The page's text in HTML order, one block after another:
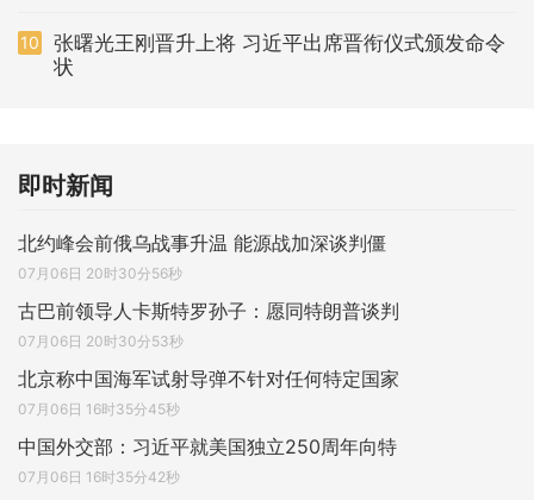
10
张曙光王刚晋升上将 习近平出席晋衔仪式颁发命令
状
即时新闻
北约峰会前俄乌战事升温 能源战加深谈判僵
07月06日 20时30分56秒
古巴前领导人卡斯特罗孙子：愿同特朗普谈判
07月06日 20时30分53秒
北京称中国海军试射导弹不针对任何特定国家
07月06日 16时35分45秒
中国外交部：习近平就美国独立250周年向特
07月06日 16时35分42秒